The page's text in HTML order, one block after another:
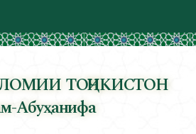
ТОҶИКИСТОН
Абуҳанифа